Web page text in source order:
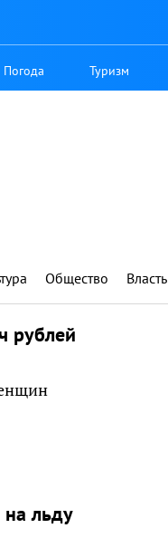
Погода Туризм
Общество Власть
рублей
льду